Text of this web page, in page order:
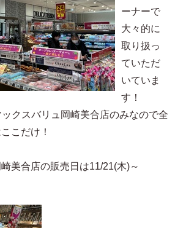
ーナーで
大々的に
取り扱っ
ていただ
いていま
す！
クスバリュ岡崎美合店のみなので全
こだけ！
美合店の販売日は11/21(木)～